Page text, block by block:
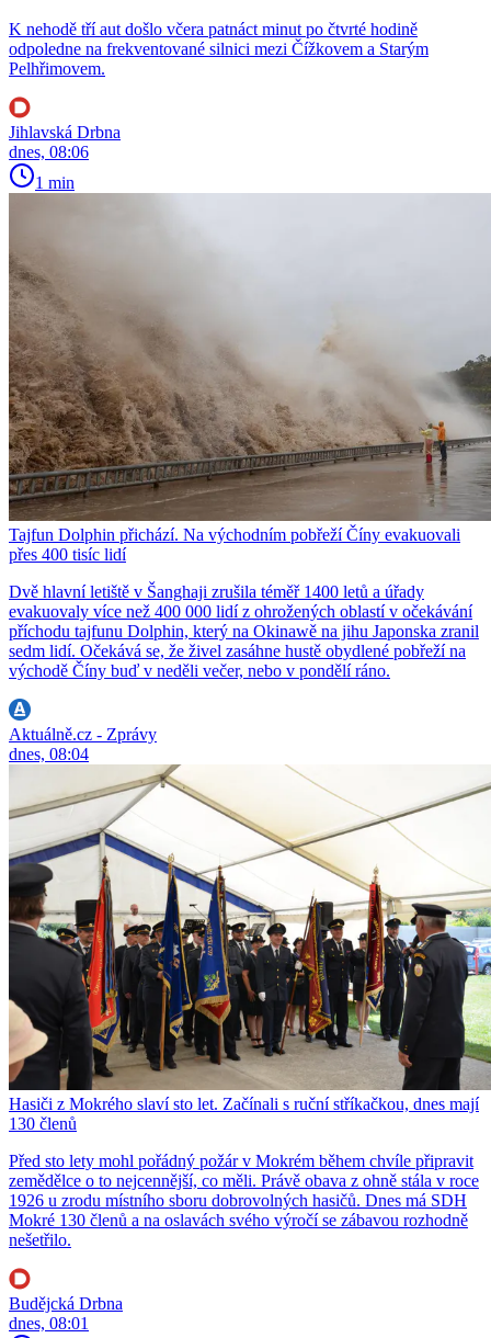
K nehodě tří aut došlo včera patnáct minut po čtvrté hodině
odpoledne na frekventované silnici mezi Čížkovem a Starým
Pelhřimovem.
Jihlavská Drbna
dnes, 08:06
1 min
Tajfun Dolphin přichází. Na východním pobřeží Číny evakuovali
přes 400 tisíc lidí
Dvě hlavní letiště v Šanghaji zrušila téměř 1400 letů a úřady
evakuovaly více než 400 000 lidí z ohrožených oblastí v očekávání
příchodu tajfunu Dolphin, který na Okinawě na jihu Japonska zranil
sedm lidí. Očekává se, že živel zasáhne hustě obydlené pobřeží na
východě Číny buď v neděli večer, nebo v pondělí ráno.
Aktuálně.cz - Zprávy
dnes, 08:04
Hasiči z Mokrého slaví sto let. Začínali s ruční stříkačkou, dnes mají
130 členů
Před sto lety mohl pořádný požár v Mokrém během chvíle připravit
zemědělce o to nejcennější, co měli. Právě obava z ohně stála v roce
1926 u zrodu místního sboru dobrovolných hasičů. Dnes má SDH
Mokré 130 členů a na oslavách svého výročí se zábavou rozhodně
nešetřilo.
Budějcká Drbna
dnes, 08:01